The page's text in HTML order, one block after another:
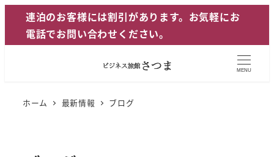
ン
連泊のお客様には割引があります。お気軽にお
電話でお問い合わせください。
MENU
ホーム 最新情報 ブログ